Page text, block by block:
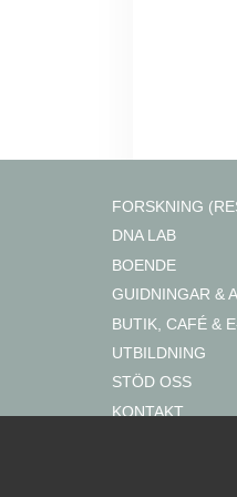
FORSKNING
DNA LAB
BOENDE
GUIDNINGAR &
BUTIK, CAFÉ &
UTBILDNING
STÖD OSS
KONTAKT